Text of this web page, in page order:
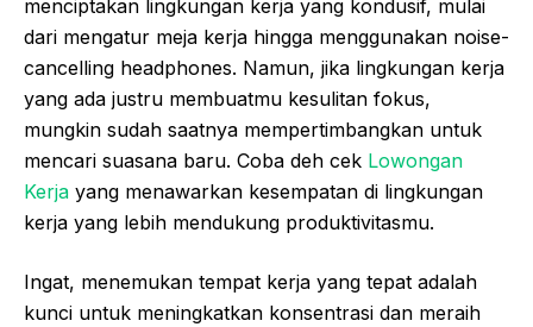
menciptakan lingkungan kerja yang kondusif, mulai
dari mengatur meja kerja hingga menggunakan noise-
cancelling headphones. Namun, jika lingkungan kerja
yang ada justru membuatmu kesulitan fokus,
mungkin sudah saatnya mempertimbangkan untuk
mencari suasana baru. Coba deh cek Lowongan
Kerja yang menawarkan kesempatan di lingkungan
kerja yang lebih mendukung produktivitasmu.
Ingat, menemukan tempat kerja yang tepat adalah
kunci untuk meningkatkan konsentrasi dan meraih